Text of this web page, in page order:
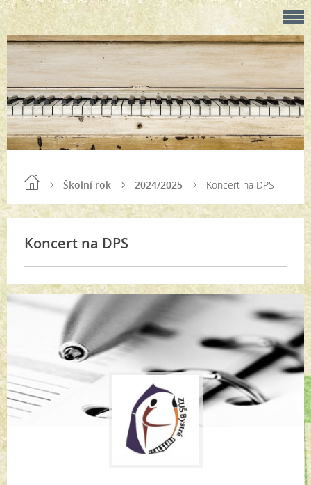
Školní rok 2024/2025 Koncert na DPS
Koncert na DPS